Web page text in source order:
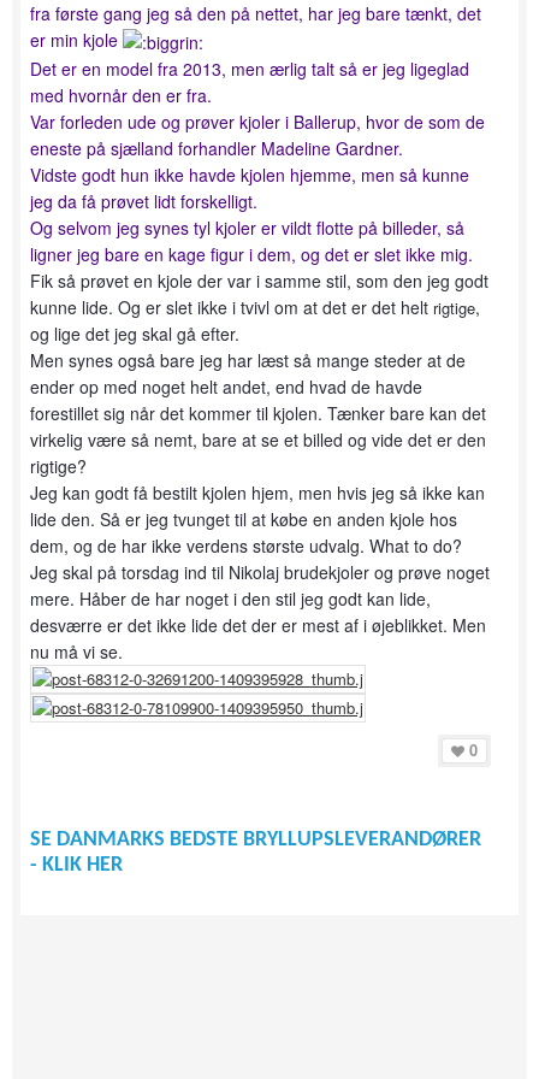
fra første gang jeg så den på nettet, har jeg bare tænkt, det
er min kjole
Det er en model fra 2013, men ærlig talt så er jeg ligeglad
med hvornår den er fra.
Var forleden ude og prøver kjoler i Ballerup, hvor de som de
eneste på sjælland forhandler Madeline Gardner.
Vidste godt hun ikke havde kjolen hjemme, men så kunne
jeg da få prøvet lidt forskelligt.
Og selvom jeg synes tyl kjoler er vildt flotte på billeder, så
ligner jeg bare en kage figur i dem, og det er slet ikke mig.
Fik så prøvet en kjole der var i samme stil, som den jeg godt
kunne lide. Og er slet ikke i tvivl om at det er det helt rigtige,
og lige det jeg skal gå efter.
Men synes også bare jeg har læst så mange steder at de
ender op med noget helt andet, end hvad de havde
forestillet sig når det kommer til kjolen. Tænker bare kan det
virkelig være så nemt, bare at se et billed og vide det er den
rigtige?
Jeg kan godt få bestilt kjolen hjem, men hvis jeg så ikke kan
lide den. Så er jeg tvunget til at købe en anden kjole hos
dem, og de har ikke verdens største udvalg. What to do?
Jeg skal på torsdag ind til Nikolaj brudekjoler og prøve noget
mere. Håber de har noget i den stil jeg godt kan lide,
desværre er det ikke lide det der er mest af i øjeblikket. Men
nu må vi se.
0
SE DANMARKS BEDSTE BRYLLUPSLEVERANDØRER
- KLIK HER